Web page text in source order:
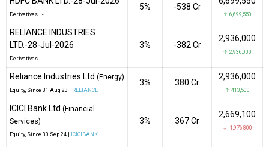
Derivatives -
5% -₹538 Cr
↑ 6,699,550
RELIANCE INDUSTRIES
LTD.-28-Jul-2026
Derivatives -
3% -₹382 Cr
2,936,000
↑ 2,936,000
Reliance Industries Ltd (Energy)
Equity, Since 31 Aug 23 | RELIANCE
3% ₹380 Cr
2,936,000
↑ 413,500
ICICI Bank Ltd (Financial
Services)
Equity, Since 30 Sep 24 | ICICIBANK
3% ₹367 Cr
2,669,100
↓ -1,976,800